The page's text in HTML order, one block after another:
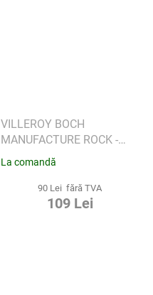
VILLEROY BOCH
MANUFACTURE ROCK -
CEAȘCĂ DE ESPRESSO
La comandă
90 Lei fără TVA
109 Lei